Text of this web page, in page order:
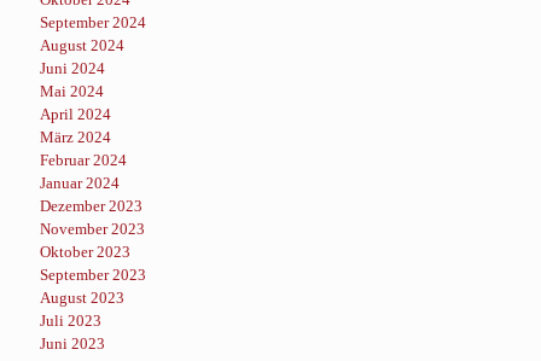
September 2024
August 2024
Juni 2024
Mai 2024
April 2024
März 2024
Februar 2024
Januar 2024
Dezember 2023
November 2023
Oktober 2023
September 2023
August 2023
Juli 2023
Juni 2023